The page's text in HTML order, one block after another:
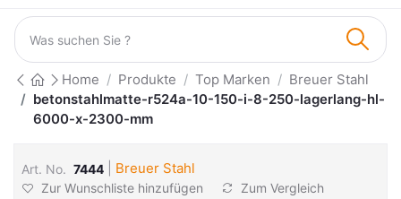
Home Produkte Top Marken
Breuer Stahl
betonstahlmatte-r524a-10-150-i-8-250-lagerlang-hl-
6000-x-2300-mm
Art. No. 7444 Breuer Stahl
Zur Wunschliste hinzufügen
Zum Vergleich